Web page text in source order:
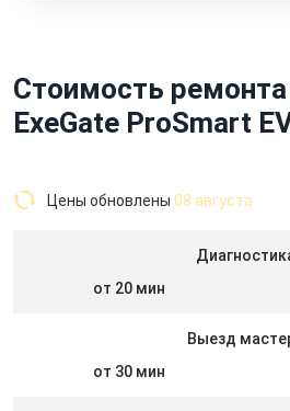
Стоимость
ExeGate ProSmart
Цены обновлены 08 августа
от 20 мин
Выезд
от 30 мин